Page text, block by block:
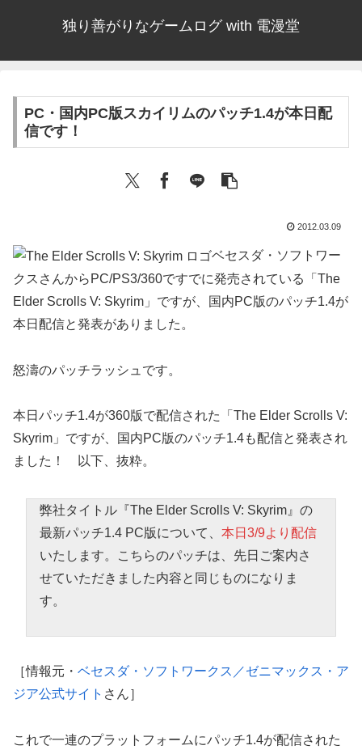
独り善がりなゲームログ with 電漫堂
PC・国内PC版スカイリムのパッチ1.4が本日配
信です！
2012.03.09
ベセスダ・ソフトワー
クスさんからPC/PS3/360ですでに発売されている「The
Elder Scrolls V: Skyrim」ですが、国内PC版のパッチ1.4が
本日配信と発表がありました。
怒濤のパッチラッシュです。
本日パッチ1.4が360版で配信された「The Elder Scrolls V:
Skyrim」ですが、国内PC版のパッチ1.4も配信と発表され
ました！ 以下、抜粋。
弊社タイトル『The Elder Scrolls V: Skyrim』の
最新パッチ1.4 PC版について、 本日3/9より配信
いたします。こちらのパッチは、先日ご案内さ
せていただきました内容と同じものになりま
す。
［情報元・ ベセスダ・ソフトワークス／ゼニマックス・ア
ジア公式サイト さん］
これで一連のプラットフォームにパッチ1.4が配信された